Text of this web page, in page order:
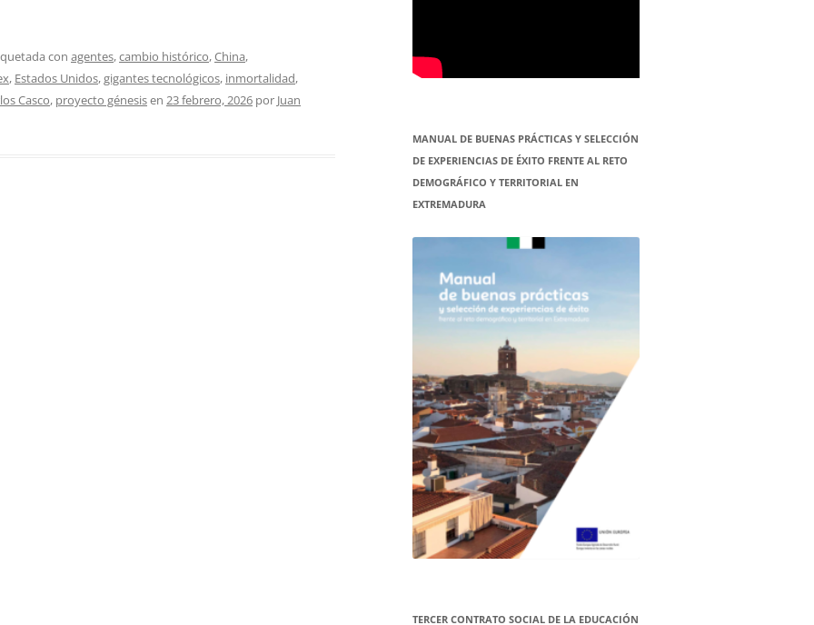
con agentes,cambio histórico,China,
, Estados Unidos,gigantes tecnológicos, inmortalidad,
Casco, proyecto génesisen 23 febrero, 2026 por Juan
MANUAL DE BUENAS PRÁCTICAS Y SELECCIÓN
DE EXPERIENCIAS DE ÉXITO FRENTE AL RETO
DEMOGRÁFICO Y TERRITORIAL EN
EXTREMADURA
TERCER CONTRATO SOCIAL DE LA EDUCACIÓN